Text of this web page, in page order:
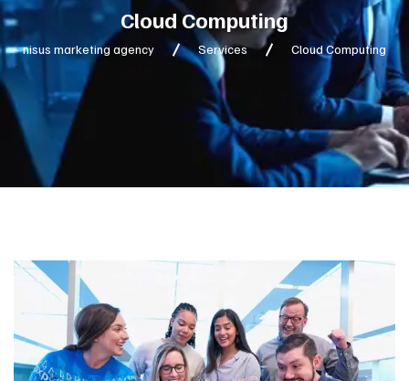
Cloud Computing
nisus marketing agency Services Cloud Computing